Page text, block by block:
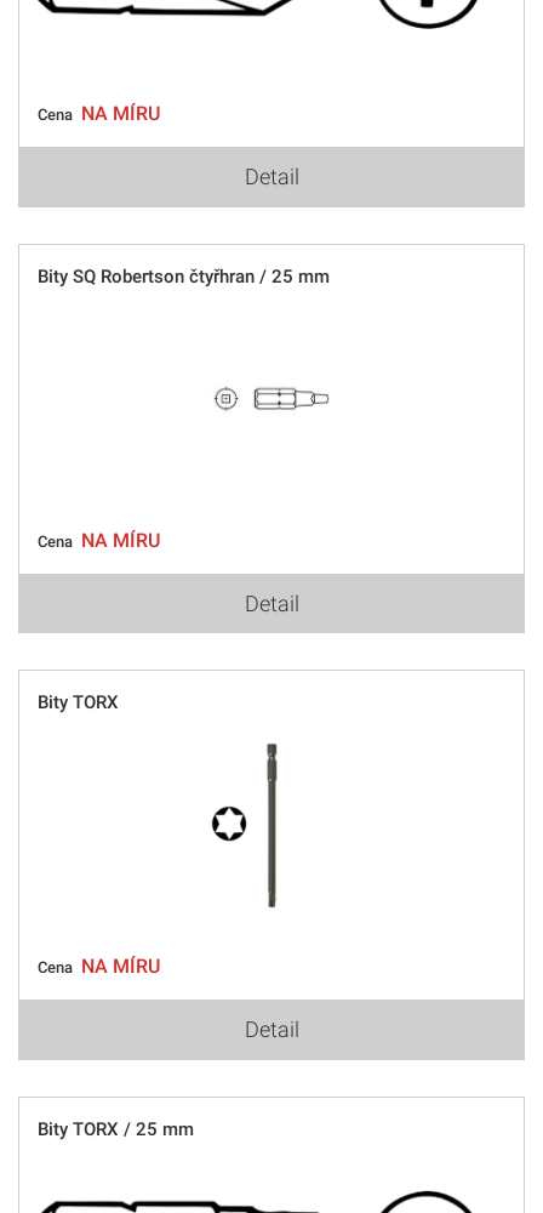
Cena NA MÍRU
Detail
Bity SQ Robertson čtyřhran / 25 mm
Cena NA MÍRU
Detail
Bity TORX
Cena NA MÍRU
Detail
Bity TORX / 25 mm